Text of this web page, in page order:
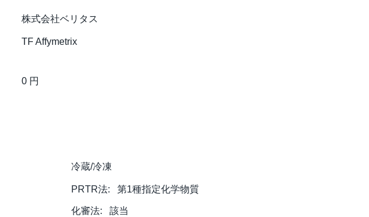
株式会社ベリタス
TF Affymetrix
0 円
冷蔵/冷凍
PRTR法: 第1種指定化学物質
化審法: 該当